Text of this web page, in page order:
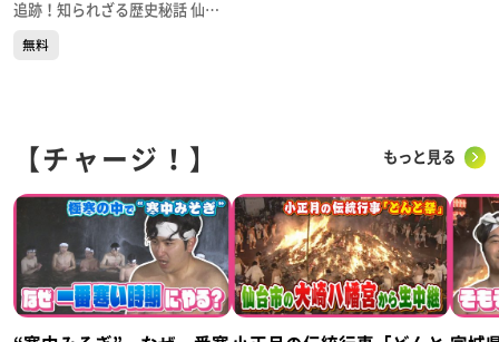
追跡！知られざる歴史秘話 仙台エンタメヒストリー
無料
【チャージ！】 もっと見る